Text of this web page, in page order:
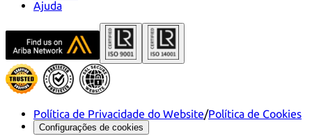
Ajuda
Política de Privacidade do Website/Política de Cookies
Configurações de cookies